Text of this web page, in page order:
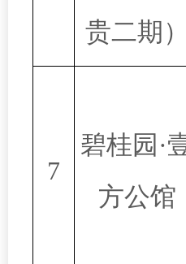
贵二期）
7
碧桂园·
方公馆